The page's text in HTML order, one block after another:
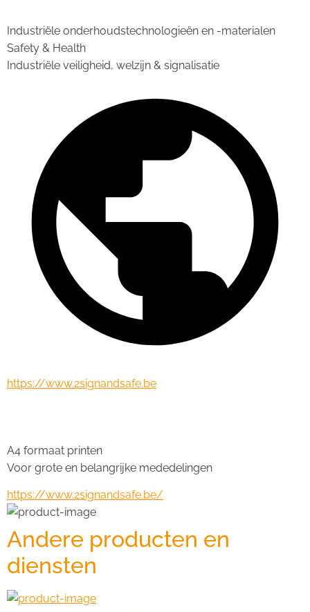
Industriële onderhoudstechnologieën en -materialen
Safety & Health
Industriële veiligheid, welzijn & signalisatie
https://www.2signandsafe.be
A4 formaat printen
Voor grote en belangrijke mededelingen
https://www.2signandsafe.be/
Andere producten en
diensten